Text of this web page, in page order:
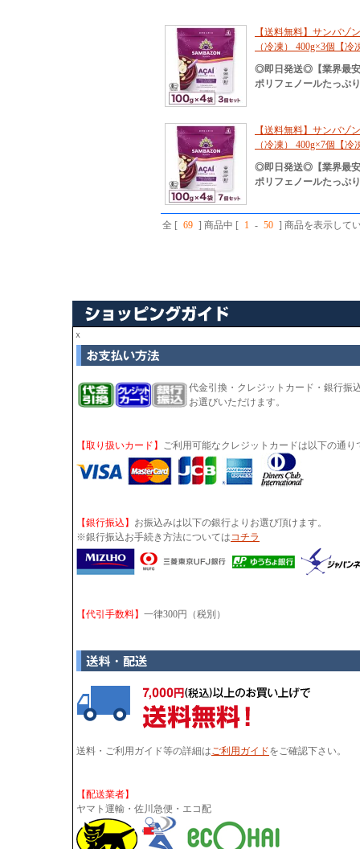
【送料無料】サンバゾ
（冷凍） 400g×3個【
◎即日発送◎【業界最
ポリフェノールたっぷ
【送料無料】サンバゾ
（冷凍） 400g×7個【
◎即日発送◎【業界最
ポリフェノールたっぷ
全 [ 69 ] 商品中 [ 1 - 50 ] 商品を表示して
ｘ
代金引換・クレジットカード・銀行振
お選びいただけます。
【取り扱いカード】 ご利用可能なクレジットカードは以下の通り
【銀行振込】 お振込みは以下の銀行よりお選び頂けます。
※銀行振込お手続き方法についてはコチラ
【代引手数料】 一律300円（税別）
送料・ご利用ガイド等の詳細はご利用ガイドをご確認下さい。
【配送業者】
ヤマト運輸・佐川急便・エコ配